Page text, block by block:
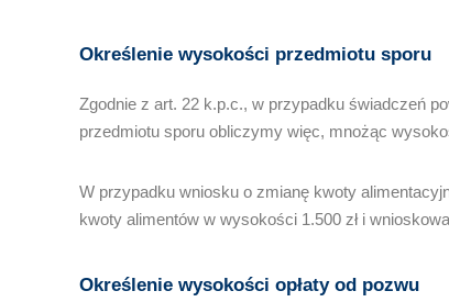
Określenie wysokości przedmiotu sporu
Zgodnie z art. 22 k.p.c., w przypadku świadczeń
przedmiotu sporu obliczymy więc, mnożąc
W przypadku wniosku o zmianę kwoty
kwoty alimentów w wysokości 1.500 zł i
Określenie wysokości opłaty od pozwu